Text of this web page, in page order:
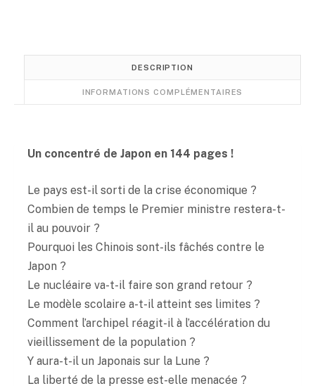
DESCRIPTION
INFORMATIONS COMPLÉMENTAIRES
Un concentré de Japon en 144 pages !
Le pays est-il sorti de la crise économique ?
Combien de temps le Premier ministre restera-t-
il au pouvoir ?
Pourquoi les Chinois sont-ils fâchés contre le
Japon ?
Le nucléaire va-t-il faire son grand retour ?
Le modèle scolaire a-t-il atteint ses limites ?
Comment l’archipel réagit-il à l’accélération du
vieillissement de la population ?
Y aura-t-il un Japonais sur la Lune ?
La liberté de la presse est-elle menacée ?